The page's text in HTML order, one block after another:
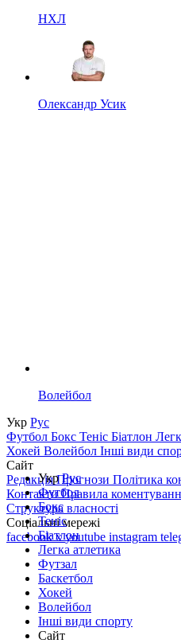
НХЛ
Олександр Усик
Волейбол
Укр Рус
Футбол Бокс Теніс Біатлон
Хокей Волейбол Інші види
Сайт
РедакціяПрогнози Політика
КонтактиПравила
Структура власності
Соціальні мережі
facebookxyoutube instagram
УкрРус
Футбол
Бокс
Теніс
Біатлон
Легка атлетика
Футзал
Баскетбол
Хокей
Волейбол
Інші види спорту
Сайт